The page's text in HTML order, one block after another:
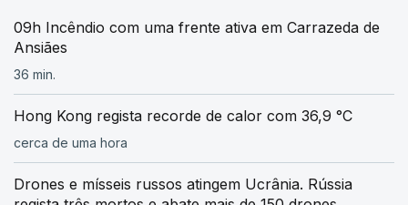
09h Incêndio com uma frente ativa em Carrazeda de
Ansiães
36 min.
Hong Kong regista recorde de calor com 36,9 °C
cerca de uma hora
Drones e mísseis russos atingem Ucrânia. Rússia